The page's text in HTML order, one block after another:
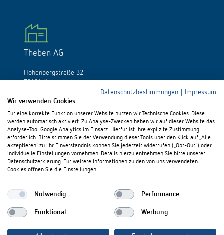
Theben AG
Hohenbergstraße 32
72401 Haigerloch
Fax: +49 (0)74 74/692-150
E-Mail:info@theben.de
Besuchen Sie uns auf:
Datenschutzbestimmungen
Impressum
Wir verwenden Cookies
Für eine korrekte Funktion unserer Website nutzen wir Technische Cookies. Diese
werden automatisch aktiviert. Zu Analyse-Zwecken haben wir auf dieser Website das
Analyse-Tool Google Analytics im Einsatz. Hierfür ist Ihre explizite Zustimmung
erforderlich. Bitte stimmen Sie der Verwendung dieser Tools über den Klick auf „Alle
akzeptieren“ zu. Ihr Einverständnis können Sie jederzeit widerrufen („Opt-Out“) oder
individuelle Einstellungen vornehmen. Details hierzu entnehmen Sie bitte unserer
Datenschutzerklärung. Für weitere Informationen zu den von uns verwendeten
Cookies öffnen Sie die Einstellungen.
Notwendig Performance
Funktional Werbung